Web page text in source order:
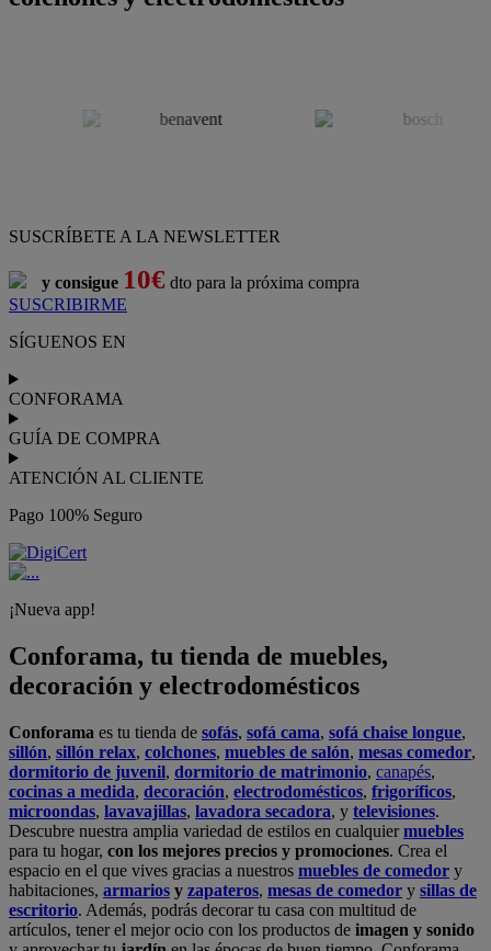
SUSCRÍBETE A LA NEWSLETTER
y consigue 10€ dto para la próxima compra
SUSCRIBIRME
SÍGUENOS EN
CONFORAMA
GUÍA DE COMPRA
ATENCIÓN AL CLIENTE
Pago 100% Seguro
¡Nueva app!
Conforama, tu tienda de muebles,
decoración y electrodomésticos
Conforama es tu tienda de sofás, sofá cama, sofá chaise longue,
sillón, sillón relax, colchones, muebles de salón, mesas comedor,
dormitorio de juvenil, dormitorio de matrimonio, canapés,
cocinas a medida, decoración, electrodomésticos, frigoríficos,
microondas, lavavajillas, lavadora secadora, y televisiones.
Descubre nuestra amplia variedad de estilos en cualquiermuebles
para tu hogar, con los mejores precios y promociones. Crea el
espacio en el que vives gracias a nuestros muebles de comedor y
habitaciones, armarios y zapateros, mesas de comedor y sillas de
escritorio. Además, podrás decorar tu casa con multitud de
artículos, tener el mejor ocio con los productos de imagen y sonido